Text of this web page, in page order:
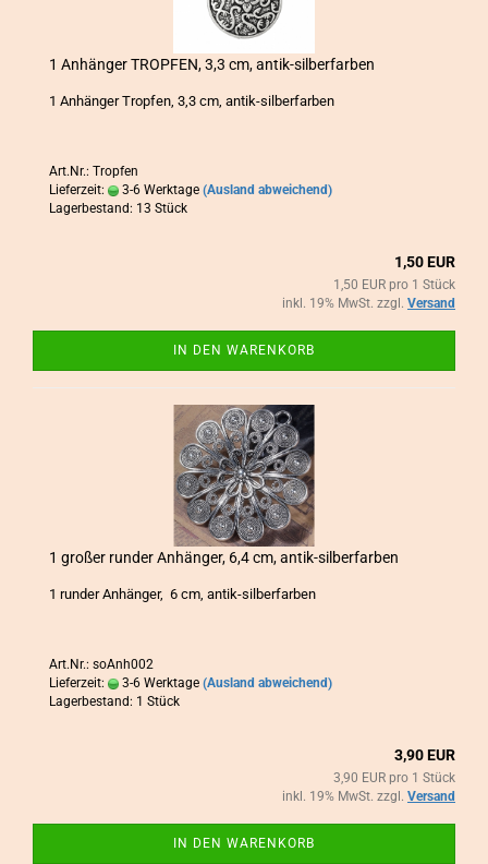
1 An­hän­ger TROP­FEN, 3,3 cm, antik-​​sil­ber­far­ben
1 An­hän­ger Trop­fen, 3,3 cm, antik-​silberfarben
Art.Nr.: Tropfen
Lieferzeit:
3-6 Werktage (Ausland abweichend)
Lagerbestand: 13 Stück
1,50 EUR
1,50 EUR pro 1 Stück
inkl. 19% MwSt. zzgl. Versand
IN DEN WARENKORB
1 gro­ßer run­der An­hän­ger, 6,4 cm, antik-​​sil­ber­far­ben
1 run­der An­hän­ger, 6 cm, antik-​silberfarben
Art.Nr.: soAnh002
Lieferzeit:
3-6 Werktage (Ausland abweichend)
Lagerbestand: 1 Stück
3,90 EUR
3,90 EUR pro 1 Stück
inkl. 19% MwSt. zzgl. Versand
IN DEN WARENKORB